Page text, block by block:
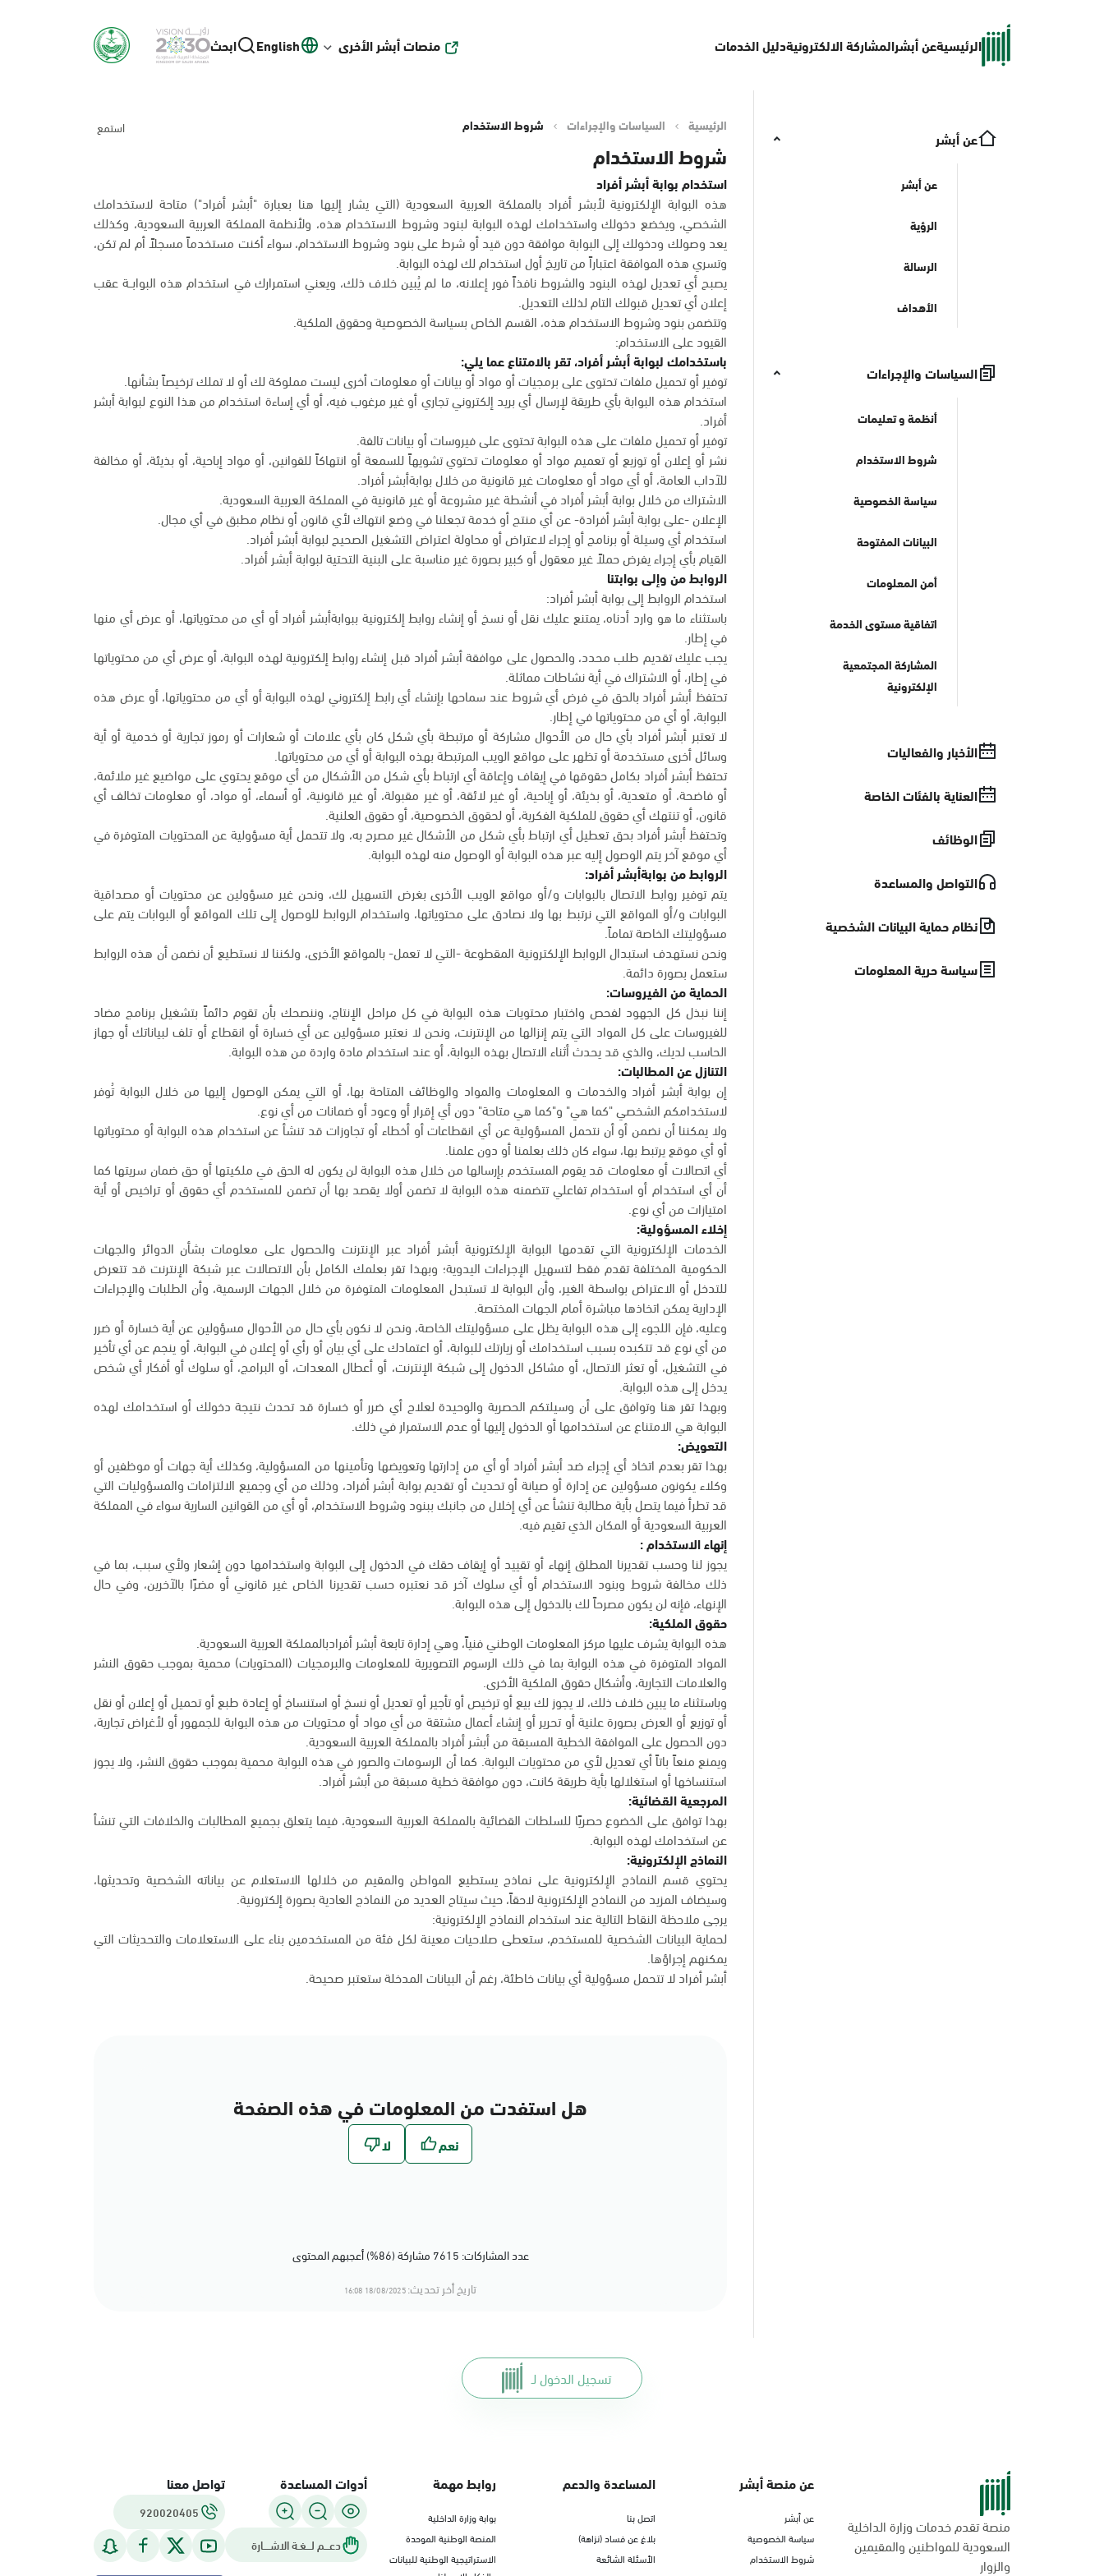
الرئيسيةعن أبشرالمشاركة الالكترونيةدليل الخدمات منصات أبشر الأخرى English ابحث
عن أبشر
عن أبشر
الرؤية
الرسالة
الأهداف
السياسات والإجراءات
أنظمة و تعليمات
شروط الاستخدام
سياسة الخصوصية
البيانات المفتوحة
أمن المعلومات
اتفاقية مستوى الخدمة
المشاركة المجتمعية
الإلكترونية
الأخبار والفعاليات
العناية بالفئات الخاصة
الوظائف
التواصل والمساعدة
نظام حماية البيانات الشخصية
سياسة حرية المعلومات
الرئيسية السياسات والإجراءات شروط الاستخدام استمع
شروط الاستخدام
استخدام بوابة أبشر أفراد
هذه البوابة الإلكترونية لأبشر أفراد بالمملكة العربية السعودية (التي يشار إليها هنا بعبارة "أبشر أفراد") متاحة لاستخدامك
الشخصي، ويخضع دخولك واستخدامك لهذه البوابة لبنود وشروط الاستخدام هذه، ولأنظمة المملكة العربية السعودية، وكذلك
يعد وصولك ودخولك إلى البوابة موافقة دون قيد أو شرط على بنود وشروط الاستخدام، سواء أكنت مستخدماً مسجلاً أم لم تكن،
وتسري هذه الموافقة اعتباراً من تاريخ أول استخدام لك لهذه البوابة.
يصبح أي تعديل لهذه البنود والشروط نافذاً فور إعلانه، ما لم يُبين خلاف ذلك، ويعني استمرارك في استخدام هذه البوابــة عقب
إعلان أي تعديل قبولك التام لذلك التعديل.
وتتضمن بنود وشروط الاستخدام هذه، القسم الخاص بسياسة الخصوصية وحقوق الملكية.
القيود على الاستخدام:
باستخدامك لبوابة أبشر أفراد، تقر بالامتناع عما يلي:
توفير أو تحميل ملفات تحتوى على برمجيات أو مواد أو بيانات أو معلومات أخرى ليست مملوكة لك أو لا تملك ترخيصاً بشأنها.
استخدام هذه البوابة بأي طريقة لإرسال أي بريد إلكتروني تجاري أو غير مرغوب فيه، أو أي إساءة استخدام من هذا النوع لبوابة أبشر
أفراد.
توفير أو تحميل ملفات على هذه البوابة تحتوى على فيروسات أو بيانات تالفة.
نشر أو إعلان أو توزيع أو تعميم مواد أو معلومات تحتوي تشويهاً للسمعة أو انتهاكاً للقوانين، أو مواد إباحية، أو بذيئة، أو مخالفة
للآداب العامة، أو أي مواد أو معلومات غير قانونية من خلال بوابةأبشر أفراد.
الاشتراك من خلال بوابة أبشر أفراد في أنشطة غير مشروعة أو غير قانونية في المملكة العربية السعودية.
الإعلان -على بوابة أبشر أفرادة- عن أي منتج أو خدمة تجعلنا في وضع انتهاك لأي قانون أو نظام مطبق في أي مجال.
استخدام أي وسيلة أو برنامج أو إجراء لاعتراض أو محاولة اعتراض التشغيل الصحيح لبوابة أبشر أفراد.
القيام بأي إجراء يفرض حملاً غير معقول أو كبير بصورة غير مناسبة على البنية التحتية لبوابة أبشر أفراد.
الروابط من وإلى بوابتنا
استخدام الروابط إلى بوابة أبشر أفراد:
باستثناء ما هو وارد أدناه، يمتنع عليك نقل أو نسخ أو إنشاء روابط إلكترونية ببوابةأبشر أفراد أو أي من محتوياتها، أو عرض أي منها
في إطار.
يجب عليك تقديم طلب محدد، والحصول على موافقة أبشر أفراد قبل إنشاء روابط إلكترونية لهذه البوابة، أو عرض أي من محتوياتها
في إطار، أو الاشتراك في أية نشاطات مماثلة.
تحتفظ أبشر أفراد بالحق في فرض أي شروط عند سماحها بإنشاء أي رابط إلكتروني لهذه البوابة أو أي من محتوياتها، أو عرض هذه
البوابة، أو أي من محتوياتها في إطار.
لا تعتبر أبشر أفراد بأي حال من الأحوال مشاركة أو مرتبطة بأي شكل كان بأي علامات أو شعارات أو رموز تجارية أو خدمية أو أية
وسائل أخرى مستخدمة أو تظهر على مواقع الويب المرتبطة بهذه البوابة أو أي من محتوياتها.
تحتفظ أبشر أفراد بكامل حقوقها في إيقاف وإعاقة أي ارتباط بأي شكل من الأشكال من أي موقع يحتوي على مواضيع غير ملائمة،
أو فاضحة، أو متعدية، أو بذيئة، أو إباحية، أو غير لائقة، أو غير مقبولة، أو غير قانونية، أو أسماء، أو مواد، أو معلومات تخالف أي
قانون، أو تنتهك أي حقوق للملكية الفكرية، أو لحقوق الخصوصية، أو حقوق العلنية.
وتحتفظ أبشر أفراد بحق تعطيل أي ارتباط بأي شكل من الأشكال غير مصرح به، ولا تتحمل أية مسؤولية عن المحتويات المتوفرة في
أي موقع آخر يتم الوصول إليه عبر هذه البوابة أو الوصول منه لهذه البوابة.
الروابط من بوابةأبشر أفراد:
يتم توفير روابط الاتصال بالبوابات و/أو مواقع الويب الأخرى بغرض التسهيل لك، ونحن غير مسؤولين عن محتويات أو مصداقية
البوابات و/أو المواقع التي نرتبط بها ولا نصادق على محتوياتها، واستخدام الروابط للوصول إلى تلك المواقع أو البوابات يتم على
مسؤوليتك الخاصة تماماً.
ونحن نستهدف استبدال الروابط الإلكترونية المقطوعة -التي لا تعمل- بالمواقع الأخرى، ولكننا لا نستطيع أن نضمن أن هذه الروابط
ستعمل بصورة دائمة.
الحماية من الفيروسات:
إننا نبذل كل الجهود لفحص واختبار محتويات هذه البوابة في كل مراحل الإنتاج، وننصحك بأن تقوم دائماً بتشغيل برنامج مضاد
للفيروسات على كل المواد التي يتم إنزالها من الإنترنت، ونحن لا نعتبر مسؤولين عن أي خسارة أو انقطاع أو تلف لبياناتك أو جهاز
الحاسب لديك، والذي قد يحدث أثناء الاتصال بهذه البوابة، أو عند استخدام مادة واردة من هذه البوابة.
التنازل عن المطالبات:
إن بوابة أبشر أفراد والخدمات و المعلومات والمواد والوظائف المتاحة بها، أو التي يمكن الوصول إليها من خلال البوابة تُوفر
لاستخدامكم الشخصي "كما هي" و"كما هي متاحة" دون أي إقرار أو وعود أو ضمانات من أي نوع.
ولا يمكننا أن نضمن أو أن نتحمل المسؤولية عن أي انقطاعات أو أخطاء أو تجاوزات قد تنشأ عن استخدام هذه البوابة أو محتوياتها
أو أي موقع يرتبط بها، سواء كان ذلك بعلمنا أو دون علمنا.
أي اتصالات أو معلومات قد يقوم المستخدم بإرسالها من خلال هذه البوابة لن يكون له الحق في ملكيتها أو حق ضمان سريتها كما
أن أي استخدام أو استخدام تفاعلي تتضمنه هذه البوابة لا تضمن أولا يقصد بها أن تضمن للمستخدم أي حقوق أو تراخيص أو أية
امتيازات من أي نوع.
إخلاء المسؤولية:
الخدمات الإلكترونية التي تقدمها البوابة الإلكترونية أبشر أفراد عبر الإنترنت والحصول على معلومات بشأن الدوائر والجهات
الحكومية المختلفة تقدم فقط لتسهيل الإجراءات اليدوية؛ وبهذا تقر بعلمك الكامل بأن الاتصالات عبر شبكة الإنترنت قد تتعرض
للتدخل أو الاعتراض بواسطة الغير، وأن البوابة لا تستبدل المعلومات المتوفرة من خلال الجهات الرسمية، وأن الطلبات والإجراءات
الإدارية يمكن اتخاذها مباشرة أمام الجهات المختصة.
وعليه، فإن اللجوء إلى هذه البوابة يظل على مسؤوليتك الخاصة، ونحن لا نكون بأي حال من الأحوال مسؤولين عن أية خسارة أو ضرر
من أي نوع قد تتكبده بسبب استخدامك أو زيارتك للبوابة، أو اعتمادك على أي بيان أو رأي أو إعلان في البوابة، أو ينجم عن أي تأخير
في التشغيل، أو تعثر الاتصال، أو مشاكل الدخول إلى شبكة الإنترنت، أو أعطال المعدات، أو البرامج، أو سلوك أو أفكار أي شخص
يدخل إلى هذه البوابة.
وبهذا تقر هنا وتوافق على أن وسيلتكم الحصرية والوحيدة لعلاج أي ضرر أو خسارة قد تحدث نتيجة دخولك أو استخدامك لهذه
البوابة هي الامتناع عن استخدامها أو الدخول إليها أو عدم الاستمرار في ذلك.
التعويض:
بهذا تقر بعدم اتخاذ أي إجراء ضد أبشر أفراد أو أي من إدارتها وتعويضها وتأمينها من المسؤولية، وكذلك أية جهات أو موظفين أو
وكلاء يكونون مسؤولين عن إدارة أو صيانة أو تحديث أو تقديم بوابة أبشر أفراد، وذلك من أي وجميع الالتزامات والمسؤوليات التي
قد تطرأ فيما يتصل بأية مطالبة تنشأ عن أي إخلال من جانبك ببنود وشروط الاستخدام، أو أي من القوانين السارية سواء في المملكة
العربية السعودية أو المكان الذي تقيم فيه.
إنهاء الاستخدام :
يجوز لنا وحسب تقديرنا المطلق إنهاء أو تقييد أو إيقاف حقك في الدخول إلى البوابة واستخدامها دون إشعار ولأي سبب، بما في
ذلك مخالفة شروط وبنود الاستخدام أو أي سلوك آخر قد نعتبره حسب تقديرنا الخاص غير قانوني أو مضرًا بالآخرين، وفي حال
الإنهاء، فإنه لن يكون مصرحاً لك بالدخول إلى هذه البوابة.
حقوق الملكية:
هذه البوابة يشرف عليها مركز المعلومات الوطني فنياً، وهي إدارة تابعة أبشر أفرادبالمملكة العربية السعودية.
المواد المتوفرة في هذه البوابة بما في ذلك الرسوم التصويرية للمعلومات والبرمجيات (المحتويات) محمية بموجب حقوق النشر
والعلامات التجارية، وأشكال حقوق الملكية الأخرى.
وباستثناء ما يبين خلاف ذلك، لا يجوز لك بيع أو ترخيص أو تأجير أو تعديل أو نسخ أو استنساخ أو إعادة طبع أو تحميل أو إعلان أو نقل
أو توزيع أو العرض بصورة علنية أو تحرير أو إنشاء أعمال مشتقة من أي مواد أو محتويات من هذه البوابة للجمهور أو لأغراض تجارية،
دون الحصول على الموافقة الخطية المسبقة من أبشر أفراد بالمملكة العربية السعودية.
ويمنع منعاً باتاً أي تعديل لأي من محتويات البوابة. كما أن الرسومات والصور في هذه البوابة محمية بموجب حقوق النشر، ولا يجوز
استنساخها أو استغلالها بأية طريقة كانت، دون موافقة خطية مسبقة من أبشر أفراد.
المرجعية القضائية:
بهذا توافق على الخضوع حصريًا للسلطات القضائية بالمملكة العربية السعودية، فيما يتعلق بجميع المطالبات والخلافات التي تنشأ
عن استخدامك لهذه البوابة.
النماذج الإلكترونية:
يحتوي قسم النماذج الإلكترونية على نماذج يستطيع المواطن والمقيم من خلالها الاستعلام عن بياناته الشخصية وتحديثها،
وسيضاف المزيد من النماذج الإلكترونية لاحقاً، حيث سيتاح العديد من النماذج العادية بصورة إلكترونية.
يرجى ملاحظة النقاط التالية عند استخدام النماذج الإلكترونية:
لحماية البيانات الشخصية للمستخدم، ستعطى صلاحيات معينة لكل فئة من المستخدمين بناء على الاستعلامات والتحديثات التي
يمكنهم إجراؤها.
أبشر أفراد لا تتحمل مسؤولية أي بيانات خاطئة، رغم أن البيانات المدخلة ستعتبر صحيحة.
هل استفدت من المعلومات في هذه الصفحة
عدد المشاركات: 7615 مشاركة (86%) أعجبهم المحتوى
تاريخ أخر تحديث:18/08/2025 16:08
تسجيل الدخول لـ
منصة تقدم خدمات وزارة الداخلية
السعودية للمواطنين والمقيمين
والزوار
عن منصة أبشر
عن أبشر
سياسة الخصوصية
شروط الاستخدام
المساعدة والدعم
اتصل بنا
بلاغ عن فساد (نزاهة)
الأسئلة الشائعة
روابط مهمة
بوابة وزارة الداخلية
المنصة الوطنية الموحدة
الاستراتيجية الوطنية للبيانات
أدوات المساعدة
دعـــم لـــغـة الاشــــارة
تواصل معنا
920020405